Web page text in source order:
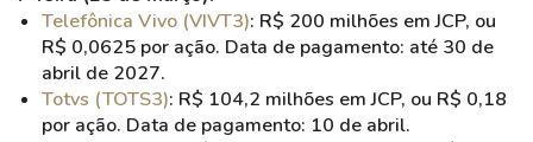
Telefônica Vivo (VIVT3): R$ 200 milhões em JCP, ou
R$ 0,0625 por ação. Data de pagamento: até 30 de
abril de 2027.
Totvs (TOTS3): R$ 104,2 milhões em JCP, ou R$ 0,18
por ação. Data de pagamento: 10 de abril.